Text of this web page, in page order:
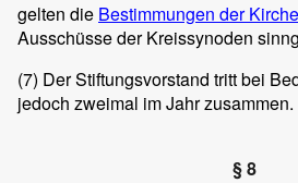
gelten die Bestimmungen der
Ausschüsse der Kreissynoden
(7) Der Stiftungsvorstand tritt bei
jedoch zweimal im Jahr zusammen.
§ 8